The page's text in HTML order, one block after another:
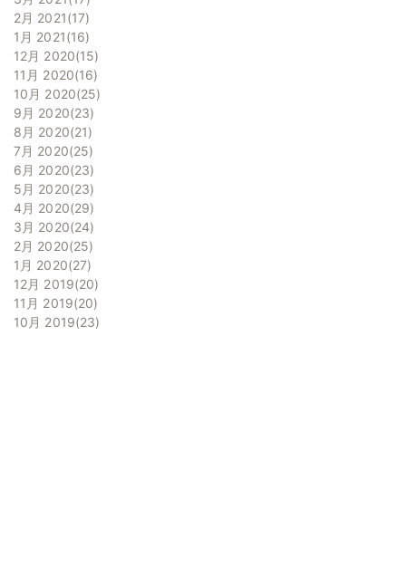
2月 2021 17
1月 2021 16
12月 2020 15
11月 2020 16
10月 2020 25
9月 2020 23
8月 2020 21
7月 2020 25
6月 2020 23
5月 2020 23
4月 2020 29
3月 2020 24
2月 2020 25
1月 2020 27
12月 2019 20
11月 2019 20
10月 2019 23